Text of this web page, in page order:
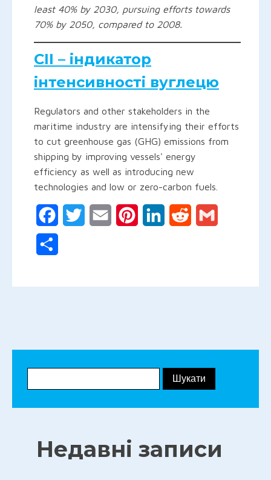
least 40% by 2030, pursuing efforts towards
70% by 2050, compared to 2008.
CII – індикатор
інтенсивності вуглецю
Regulators and other stakeholders in the
maritime industry are intensifying their efforts
to cut greenhouse gas (GHG) emissions from
shipping by improving vessels' energy
efficiency as well as introducing new
technologies and low or zero-carbon fuels.
FacebookTwitter Email PinterestLinkedIn Reddit
Недавні записи